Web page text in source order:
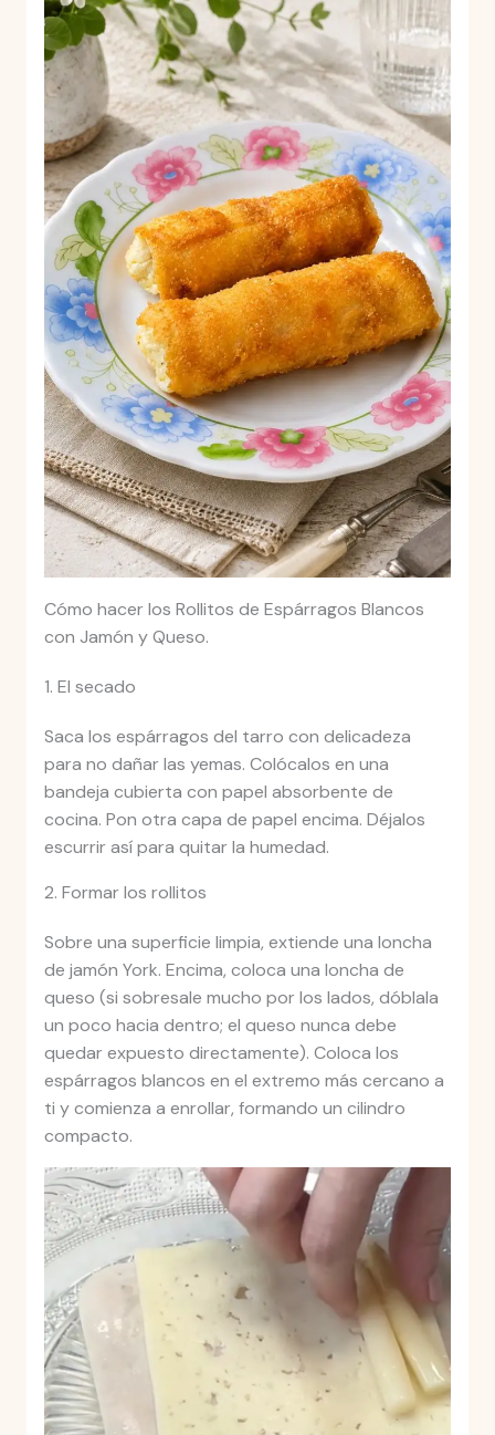
Cómo hacer los Rollitos de Espárragos Blancos
con Jamón y Queso.
1. El secado
Saca los espárragos del tarro con delicadeza
para no dañar las yemas. Colócalos en una
bandeja cubierta con papel absorbente de
cocina. Pon otra capa de papel encima. Déjalos
escurrir así para quitar la humedad.
2. Formar los rollitos
Sobre una superficie limpia, extiende una loncha
de jamón York. Encima, coloca una loncha de
queso (si sobresale mucho por los lados, dóblala
un poco hacia dentro; el queso nunca debe
quedar expuesto directamente). Coloca los
espárragos blancos en el extremo más cercano a
ti y comienza a enrollar, formando un cilindro
compacto.